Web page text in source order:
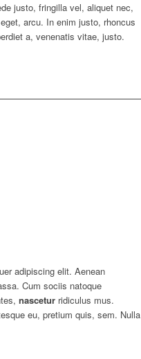
justo, fringilla vel, aliquet nec,
arcu. In enim justo, rhoncus
a, venenatis vitae, justo.
adipiscing elit. Aenean
Cum sociis natoque
nascetur ridiculus mus.
eu, pretium quis, sem. Nulla